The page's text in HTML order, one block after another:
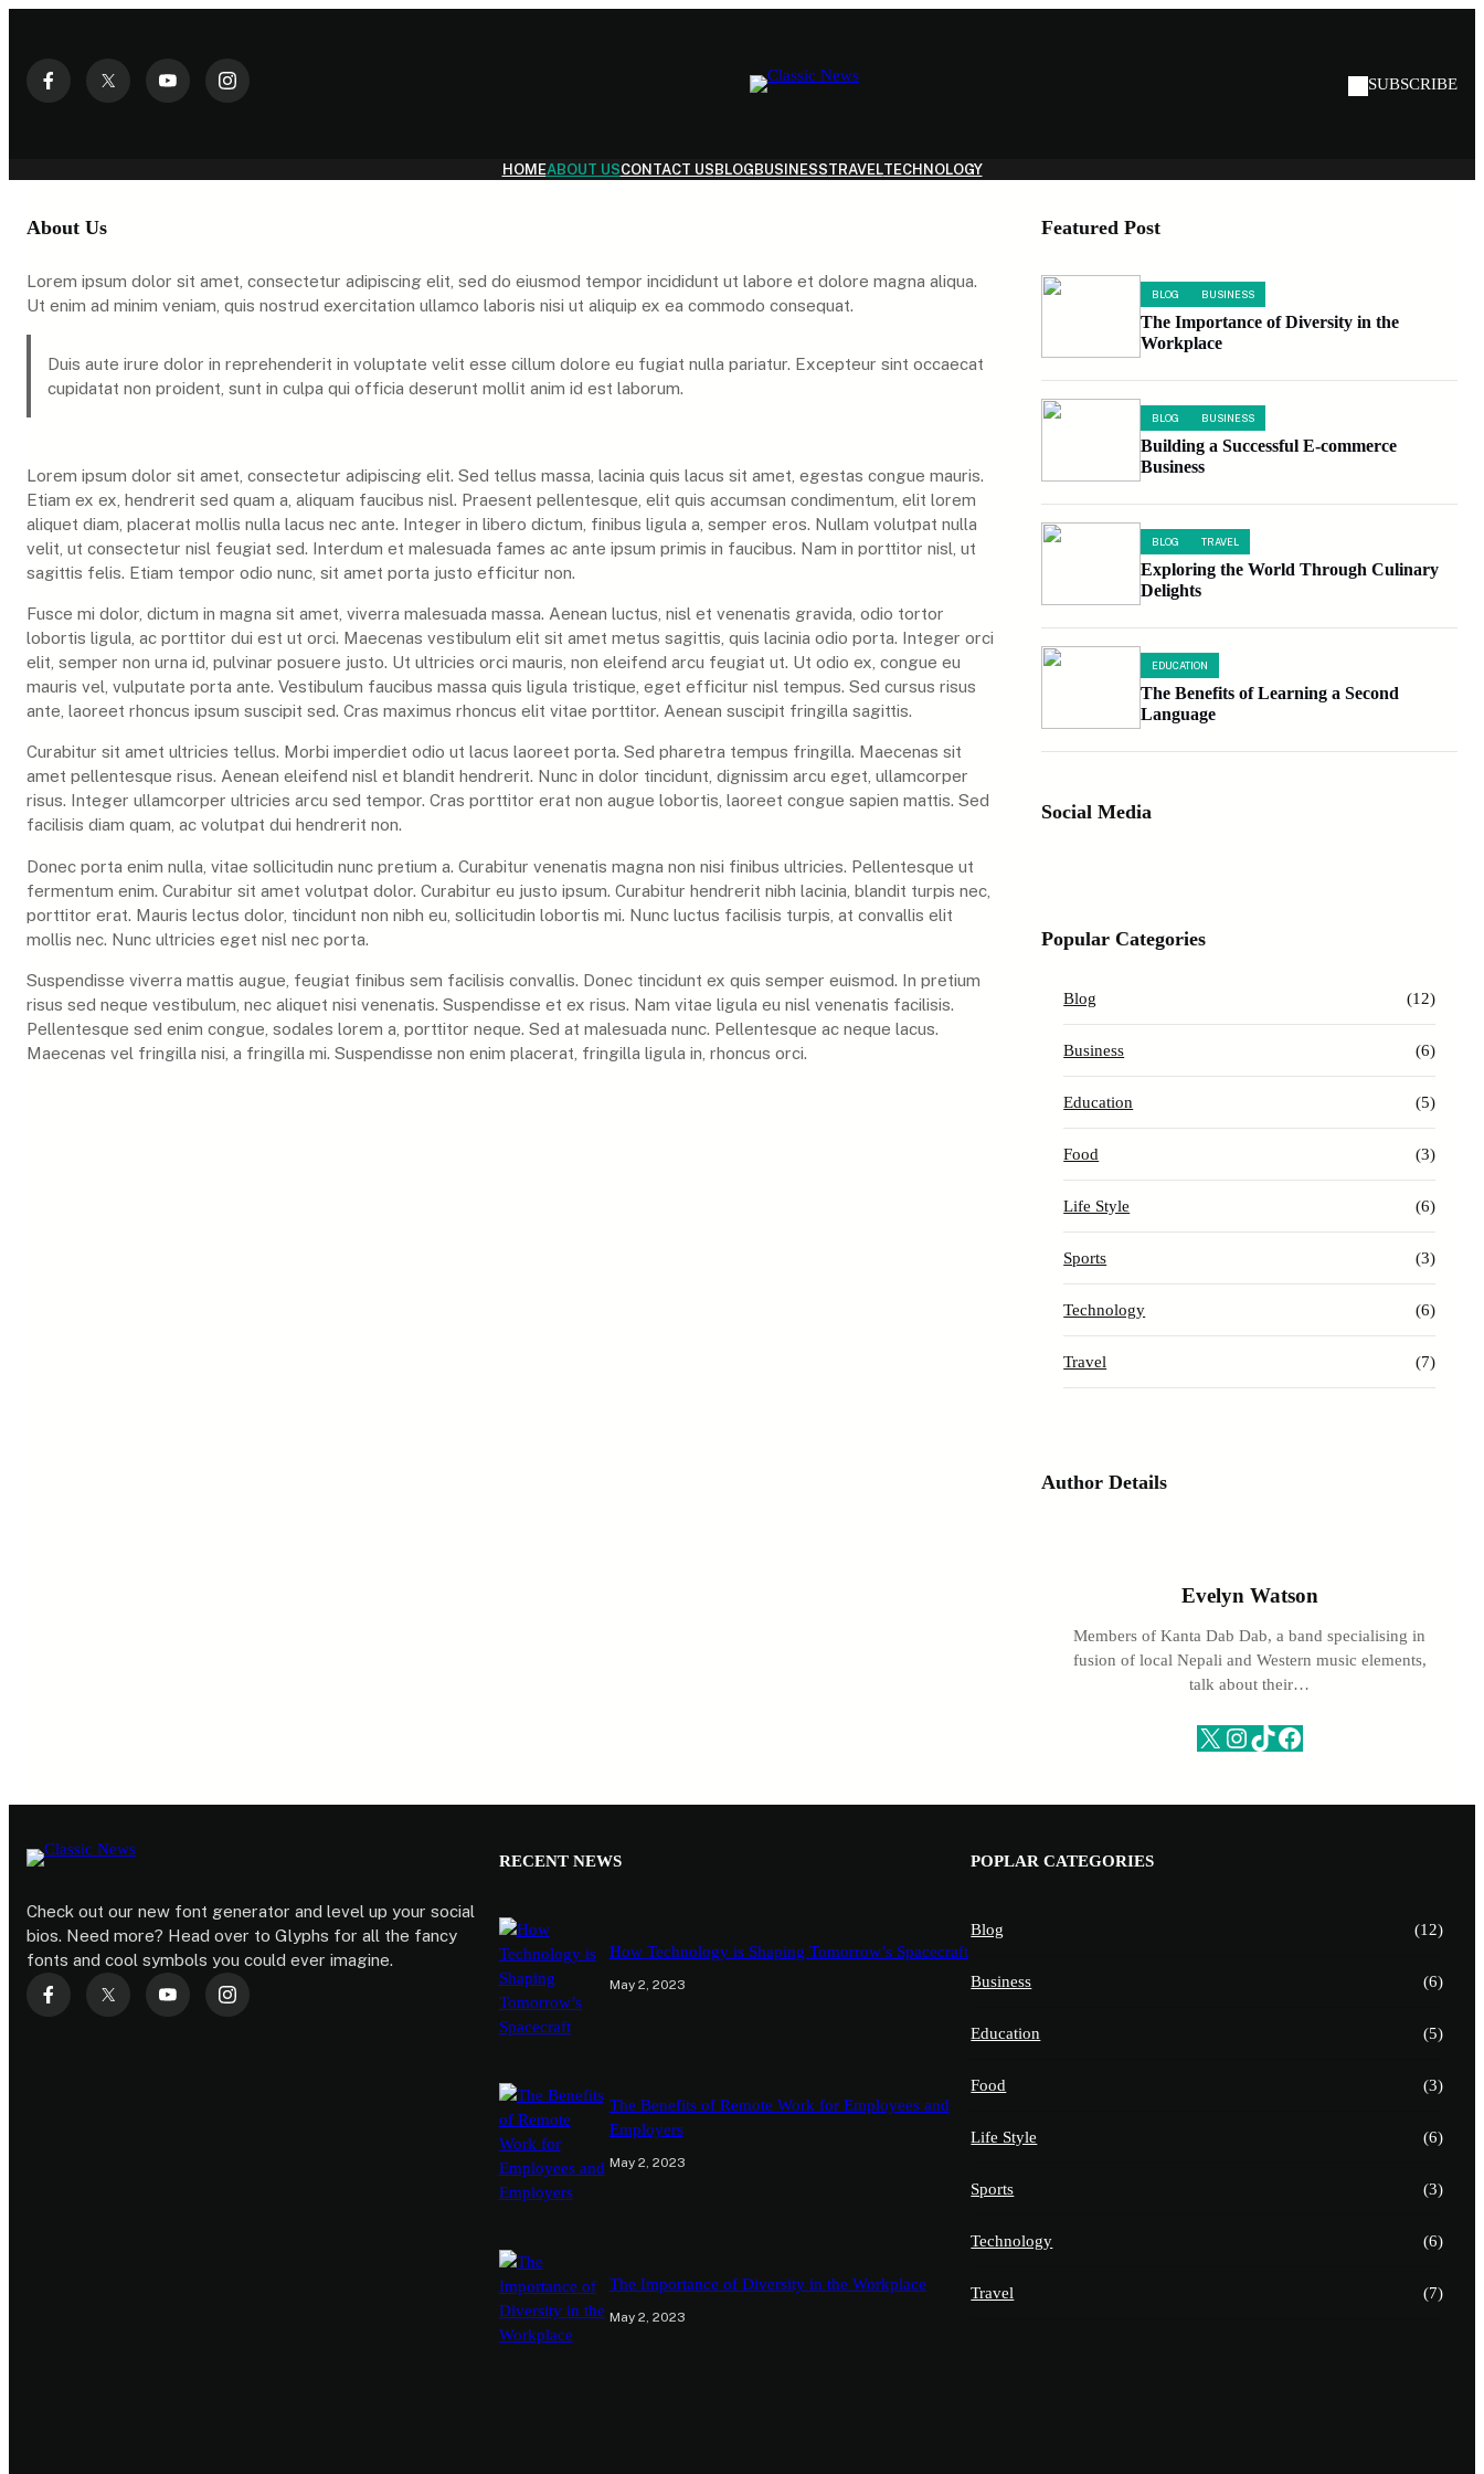
content
SUBSCRIBE
HOMEABOUT USCONTACT US BLOG BUSINESSTRAVELTECHNOLOGY
About Us
Lorem ipsum dolor sit amet, consectetur adipiscing elit, sed do eiusmod tempor incididunt ut labore et dolore magna aliqua.
Ut enim ad minim veniam, quis nostrud exercitation ullamco laboris nisi ut aliquip ex ea commodo consequat.
Duis aute irure dolor in reprehenderit in voluptate velit esse cillum dolore eu fugiat nulla pariatur. Excepteur sint occaecat
cupidatat non proident, sunt in culpa qui officia deserunt mollit anim id est laborum.
Lorem ipsum dolor sit amet, consectetur adipiscing elit. Sed tellus massa, lacinia quis lacus sit amet, egestas congue mauris.
Etiam ex ex, hendrerit sed quam a, aliquam faucibus nisl. Praesent pellentesque, elit quis accumsan condimentum, elit lorem
aliquet diam, placerat mollis nulla lacus nec ante. Integer in libero dictum, finibus ligula a, semper eros. Nullam volutpat nulla
velit, ut consectetur nisl feugiat sed. Interdum et malesuada fames ac ante ipsum primis in faucibus. Nam in porttitor nisl, ut
sagittis felis. Etiam tempor odio nunc, sit amet porta justo efficitur non.
Fusce mi dolor, dictum in magna sit amet, viverra malesuada massa. Aenean luctus, nisl et venenatis gravida, odio tortor
lobortis ligula, ac porttitor dui est ut orci. Maecenas vestibulum elit sit amet metus sagittis, quis lacinia odio porta. Integer orci
elit, semper non urna id, pulvinar posuere justo. Ut ultricies orci mauris, non eleifend arcu feugiat ut. Ut odio ex, congue eu
mauris vel, vulputate porta ante. Vestibulum faucibus massa quis ligula tristique, eget efficitur nisl tempus. Sed cursus risus
ante, laoreet rhoncus ipsum suscipit sed. Cras maximus rhoncus elit vitae porttitor. Aenean suscipit fringilla sagittis.
Curabitur sit amet ultricies tellus. Morbi imperdiet odio ut lacus laoreet porta. Sed pharetra tempus fringilla. Maecenas sit
amet pellentesque risus. Aenean eleifend nisl et blandit hendrerit. Nunc in dolor tincidunt, dignissim arcu eget, ullamcorper
risus. Integer ullamcorper ultricies arcu sed tempor. Cras porttitor erat non augue lobortis, laoreet congue sapien mattis. Sed
facilisis diam quam, ac volutpat dui hendrerit non.
Donec porta enim nulla, vitae sollicitudin nunc pretium a. Curabitur venenatis magna non nisi finibus ultricies. Pellentesque ut
fermentum enim. Curabitur sit amet volutpat dolor. Curabitur eu justo ipsum. Curabitur hendrerit nibh lacinia, blandit turpis nec,
porttitor erat. Mauris lectus dolor, tincidunt non nibh eu, sollicitudin lobortis mi. Nunc luctus facilisis turpis, at convallis elit
mollis nec. Nunc ultricies eget nisl nec porta.
Suspendisse viverra mattis augue, feugiat finibus sem facilisis convallis. Donec tincidunt ex quis semper euismod. In pretium
risus sed neque vestibulum, nec aliquet nisi venenatis. Suspendisse et ex risus. Nam vitae ligula eu nisl venenatis facilisis.
Pellentesque sed enim congue, sodales lorem a, porttitor neque. Sed at malesuada nunc. Pellentesque ac neque lacus.
Maecenas vel fringilla nisi, a fringilla mi. Suspendisse non enim placerat, fringilla ligula in, rhoncus orci.
Featured Post
BLOG BUSINESS
The Importance of Diversity in the
Workplace
BLOG BUSINESS
Building a Successful E-commerce
Business
BLOG TRAVEL
Exploring the World Through Culinary
Delights
EDUCATION
The Benefits of Learning a Second
Language
Social Media
Popular Categories
Blog (12)
Business (6)
Education (5)
Food (3)
Life Style (6)
Sports (3)
Technology (6)
Travel (7)
Author Details
Evelyn Watson
Members of Kanta Dab Dab, a band specialising in
fusion of local Nepali and Western music elements,
talk about their…
X Instagram TikTok Facebook
Check out our new font generator and level up your social
bios. Need more? Head over to Glyphs for all the fancy
fonts and cool symbols you could ever imagine.
RECENT NEWS
How Technology is Shaping Tomorrow’s Spacecraft
May 2, 2023
The Benefits of Remote Work for Employees and
Employers
May 2, 2023
The Importance of Diversity in the Workplace
May 2, 2023
POPLAR CATEGORIES
Blog (12)
Business (6)
Education (5)
Food (3)
Life Style (6)
Sports (3)
Technology (6)
Travel (7)